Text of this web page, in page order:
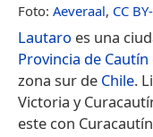
Foto: Aeveraal, CC
Lautaro es una
Provincia de Cautín
zona sur de Chile.
Victoria y
este con